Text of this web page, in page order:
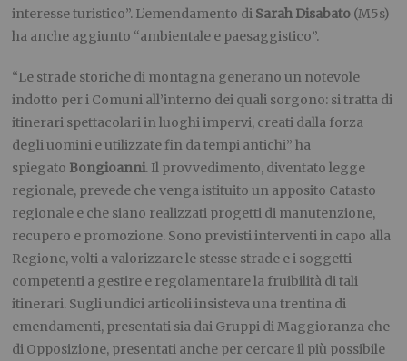
interesse turistico”. L’emendamento di Sarah Disabato (M5s)
ha anche aggiunto “ambientale e paesaggistico”.
“Le strade storiche di montagna generano un notevole
indotto per i Comuni all’interno dei quali sorgono: si tratta di
itinerari spettacolari in luoghi impervi, creati dalla forza
degli uomini e utilizzate fin da tempi antichi” ha
spiegato Bongioanni. Il provvedimento, diventato legge
regionale, prevede che venga istituito un apposito Catasto
regionale e che siano realizzati progetti di manutenzione,
recupero e promozione. Sono previsti interventi in capo alla
Regione, volti a valorizzare le stesse strade e i soggetti
competenti a gestire e regolamentare la fruibilità di tali
itinerari. Sugli undici articoli insisteva una trentina di
emendamenti, presentati sia dai Gruppi di Maggioranza che
di Opposizione, presentati anche per cercare il più possibile